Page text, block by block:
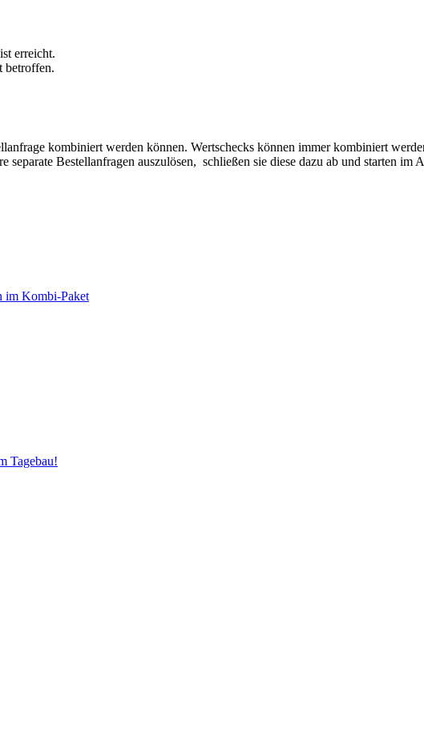
erreicht.
betroffen.
kombiniert werden können. Wertschecks können immer kombiniert
Bestellanfragen auszulösen, schließen sie diese dazu ab und starten im
im Kombi-Paket
Tagebau!